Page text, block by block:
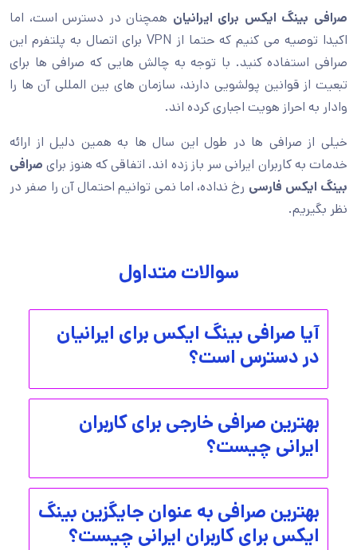
صرافی بینگ ایکس برای ایرانیان همچنان در دسترس است، اما
اکیدا توصیه می کنیم که حتما از VPN برای اتصال به پلتفرم این
صرافی استفاده کنید. با توجه به چالش هایی که صرافی ها برای
تبعیت از قوانین پولشویی دارند، سازمان های بین المللی آن ها را
وادار به احراز هویت اجباری کرده اند.
خیلی از صرافی ها در طول این سال ها به همین دلیل از ارائه
خدمات به کاربران ایرانی سر باز زده اند. اتفاقی که هنوز برای صرافی
بینگ ایکس فارسی رخ نداده، اما نمی توانیم احتمال آن را صفر در
نظر بگیریم.
سوالات متداول
آیا صرافی بینگ ایکس برای ایرانیان
در دسترس است؟
بهترین صرافی خارجی برای کاربران
ایرانی چیست؟
بهترین صرافی به عنوان جایگزین بینگ
ایکس برای کاربران ایرانی چیست؟